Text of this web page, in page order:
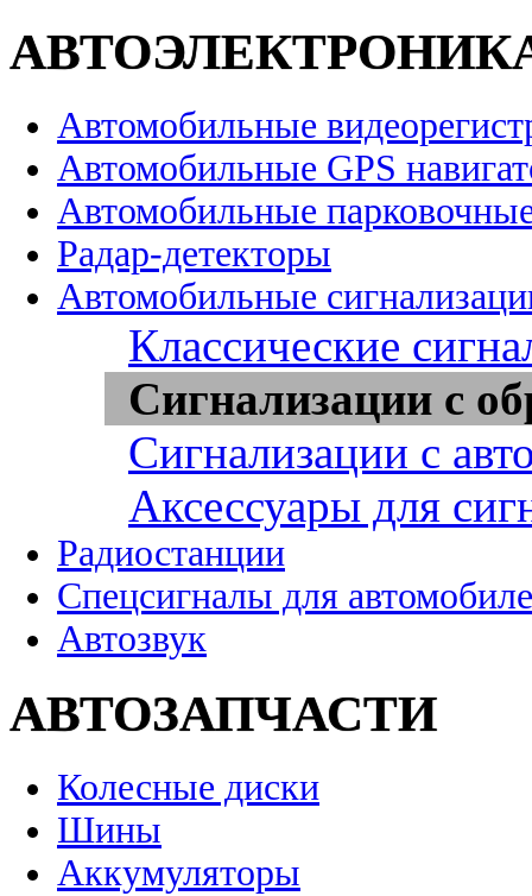
Автомобильные
Автомобильные GPS
Автомобильные
Радар-детекторы
Автомобильные
Классические
Сигнализации с
Сигнализации с
Аксессуары для
Радиостанции
Спецсигналы для
Автозвук
АВТОЗАПЧАСТИ
Колесные диски
Шины
Аккумуляторы